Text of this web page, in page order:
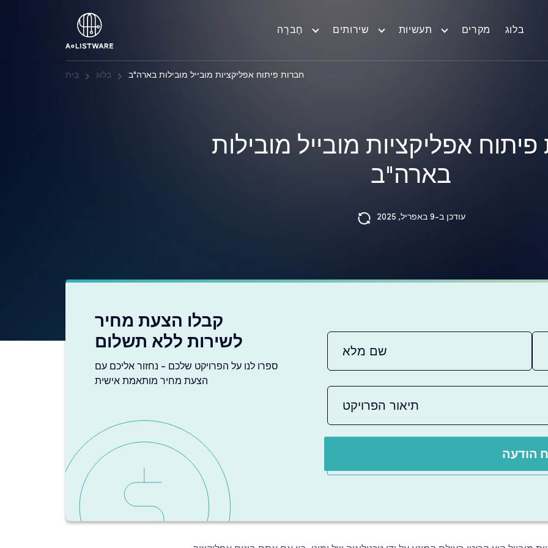
חֶברָה שירותים תעשיות מקרים בלוג
בַּיִת בלוג חברות פיתוח אפליקציות מובייל מובילות בארה"ב
אפליקציות מובייל מובילות
בארה"ב
עודכן ב-9 באפריל, 2025
קבלו הצעת מחיר
לשירות ללא תשלום
ספרו לנו על הפרויקט שלכם - נחזור אליכם עם
הצעת מחיר מותאמת אישית
הודעה